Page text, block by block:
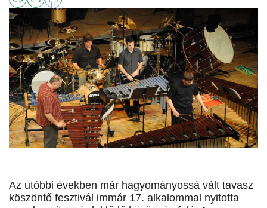
Az utóbbi években már hagyományossá vált tavasz
köszöntő fesztivál immár 17. alkalommal nyitotta